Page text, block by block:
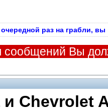
очередной раз на грабли,
сообщений Вы
Chevrolet